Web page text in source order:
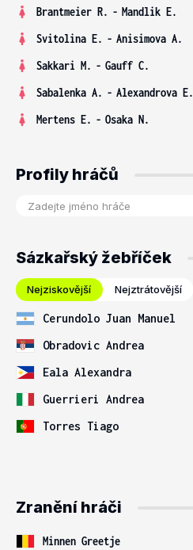
Brantmeier R. - Mandlik E.
Svitolina E. - Anisimova A.
Sakkari M. - Gauff C.
Sabalenka A. - Alexandrova E.
Mertens E. - Osaka N.
Profily hráčů
Sázkařský žebříček
Nejziskovější Nejztrátovější
Cerundolo Juan Manuel
Obradovic Andrea
Eala Alexandra
Guerrieri Andrea
Torres Tiago
Zranění hráči
Minnen Greetje